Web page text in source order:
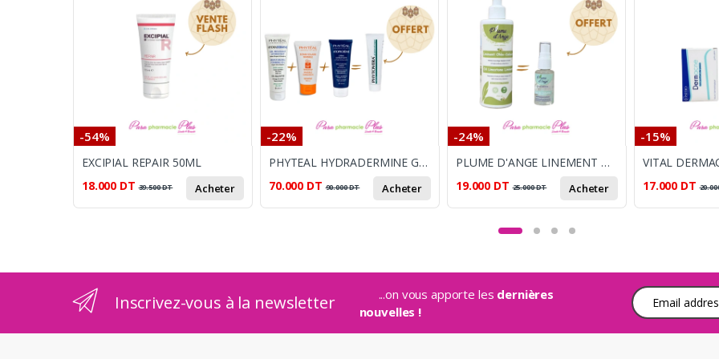
-54%
EXCIPIAL REPAIR 50ML
18.000 DT 39.500DT Acheter
-22%
PHYTEAL HYDRADERMINE GEL 250ML + PHYTEAL ECRAN INVISIBLE SPF50 50 ML+ ATOPICREME CREME 100ML + PHYTOVERA GEL APAISANT OFFERT
70.000 DT 90.000DT Acheter
-24%
PLUME D'ANGE LINEMENT OLEO-CALCAIRE 250ML+ PLUME D'ANGE EAU DE TOILETTE 30ML OFFERT
19.000 DT 25.000DT Acheter
-15%
17.000 DT
Inscrivez-vous à la newsletter ...on vous apporte les dernières
nouvelles !
Adresse e-mail